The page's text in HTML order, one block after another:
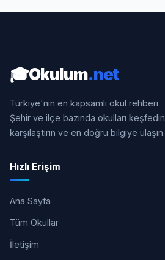
🎓Okulum.net
Türkiye'nin en kapsamlı okul rehberi.
Şehir ve ilçe bazında okulları keşfedin,
karşılaştırın ve en doğru bilgiye ulaşın.
Hızlı Erişim
Ana Sayfa
Tüm Okullar
İletişim